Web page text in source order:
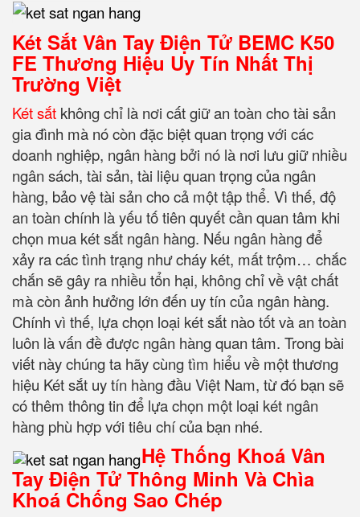
Két Sắt Vân Tay Điện Tử BEMC K50
FE Thương Hiệu Uy Tín Nhất Thị
Trường Việt
Két sắt không chỉ là nơi cất giữ an toàn cho tài sản
gia đình mà nó còn đặc biệt quan trọng với các
doanh nghiệp, ngân hàng bởi nó là nơi lưu giữ nhiều
ngân sách, tài sản, tài liệu quan trọng của ngân
hàng, bảo vệ tài sản cho cả một tập thể. Vì thế, độ
an toàn chính là yếu tố tiên quyết cần quan tâm khi
chọn mua két sắt ngân hàng. Nếu ngân hàng để
xảy ra các tình trạng như cháy két, mất trộm… chắc
chắn sẽ gây ra nhiều tổn hại, không chỉ về vật chất
mà còn ảnh hưởng lớn đến uy tín của ngân hàng.
Chính vì thế, lựa chọn loại két sắt nào tốt và an toàn
luôn là vấn đề được ngân hàng quan tâm. Trong bài
viết này chúng ta hãy cùng tìm hiểu về một thương
hiệu Két sắt uy tín hàng đầu Việt Nam, từ đó bạn sẽ
có thêm thông tin để lựa chọn một loại két ngân
hàng phù hợp với tiêu chí của bạn nhé.
Hệ Thống Khoá Vân
Tay Điện Tử Thông Minh Và Chìa
Khoá Chống Sao Chép